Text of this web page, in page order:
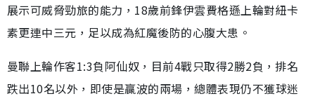
展示可威脅勁旅的能力，18歲前鋒伊雲費格遜上輪對紐卡
素更連中三元，足以成為紅魔後防的心腹大患。
曼聯上輪作客1:3負阿仙奴，目前4戰只取得2勝2負，排名
跌出10名以外，即使是贏波的兩場，總體表現仍不獲球迷